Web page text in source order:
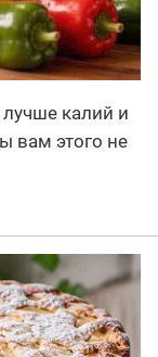
калий и
вам этого не